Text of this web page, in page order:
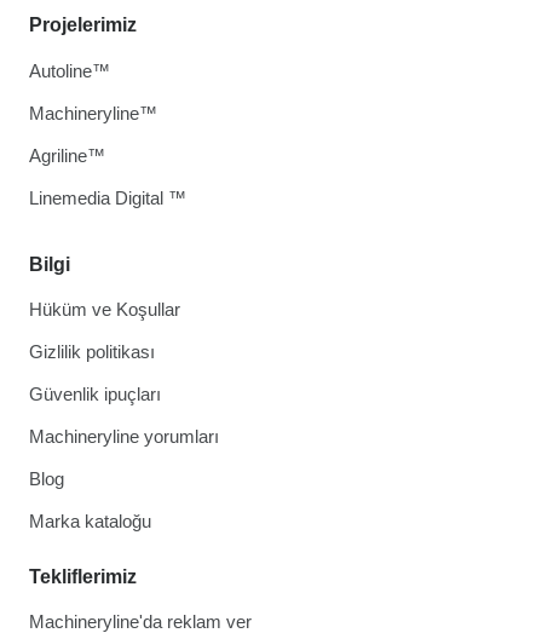
Bilgi
Hüküm ve Koşullar
Gizlilik politikası
Güvenlik ipuçları
Machineryline yorumları
Blog
Marka kataloğu
Tekliflerimiz
Machineryline'da reklam ver
Projelerimiz
Autoline™
Machineryline™
Agriline™
Linemedia Digital ™